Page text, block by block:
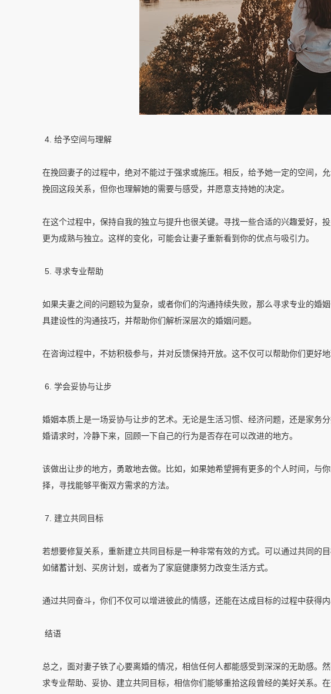
4. 给予空间与理解
在挽回妻子的过程中，绝对不能过于强求或施压。相反，给予她一定的空间，
挽回这段关系，但你也理解她的需要与感受，并愿意支持她的决定。
在这个过程中，保持自我的独立与提升也很关键。寻找一些合适的兴趣爱好，
更为成熟与独立。这样的变化，可能会让妻子重新看到你的优点与吸引力。
5. 寻求专业帮助
如果夫妻之间的问题较为复杂，或者你们的沟通持续失败，那么寻求专业的婚
具建设性的沟通技巧，并帮助你们解析深层次的婚姻问题。
在咨询过程中，不妨积极参与，并对反馈保持开放。这不仅可以帮助你们更好
6. 学会妥协与让步
婚姻本质上是一场妥协与让步的艺术。无论是生活习惯、经济问题，还是家务
婚请求时，冷静下来，回顾一下自己的行为是否存在可以改进的地方。
该做出让步的地方，勇敢地去做。比如，如果她希望拥有更多的个人时间，与
择，寻找能够平衡双方需求的方法。
7. 建立共同目标
若想要修复关系，重新建立共同目标是一种非常有效的方式。可以通过共同的
如储蓄计划、买房计划，或者为了家庭健康努力改变生活方式。
通过共同奋斗，你们不仅可以增进彼此的情感，还能在达成目标的过程中获得
结语
总之，面对妻子铁了心要离婚的情况，相信任何人都能感受到深深的无助感。
求专业帮助、妥协、建立共同目标，相信你们能够重拾这段曾经的美好关系。